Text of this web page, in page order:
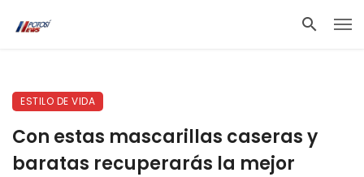
ESTILO DE VIDA
Con estas mascarillas caseras y
baratas recuperarás la mejor